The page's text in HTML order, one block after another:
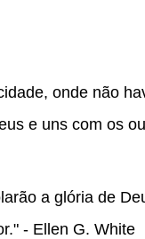
onde não
e uns com os
a glória de
- Ellen G. White